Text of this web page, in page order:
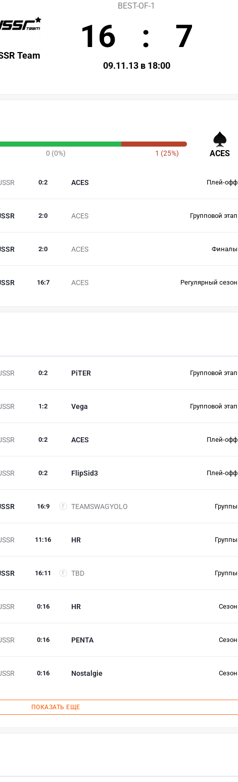
Team
BEST-OF-1
16 : 7
09.11.13 в 18:00
ACES
0 (0%) 1 (25%)
ACES
0:2 Плей-офф
ACES
2:0 Групповой этап
ACES
2:0 Финалы
ACES
16:7 Регулярный сезон
PiTER
0:2 Групповой этап
Vega
1 :2 Групповой этап
ACES
0:2 Плей-офф
FlipSid3
0:2 Плей-офф
TEAMSWAGYOLO
16:9 Группы
HR
11 :16 Группы
TBD
16:11 Группы
HR
0:16 Сезон
PENTA
0:16 Сезон
Nostalgie
0:16 Сезон
ПОКАЗАТЬ ЕЩЕ